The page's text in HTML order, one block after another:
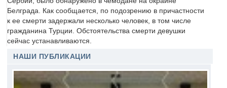
Белграда. Как сообщается, по подозрению в причастности
к ее смерти задержали несколько человек, в том числе
гражданина Турции. Обстоятельства смерти девушки
сейчас устанавливаются.
НАШИ ПУБЛИКАЦИИ